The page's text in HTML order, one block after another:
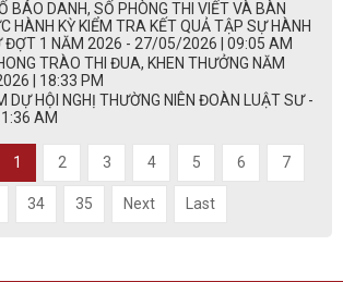
BÁO DANH, SỐ PHÒNG THI VIẾT VÀ BÀN
HÀNH KỲ KIỂM TRA KẾT QUẢ TẬP SỰ HÀNH
ĐỢT 1 NĂM 2026 - 27/05/2026 | 09:05 AM
TRÀO THI ĐUA, KHEN THƯỞNG NĂM
| 18:33 PM
DỰ HỘI NGHỊ THƯỜNG NIÊN ĐOÀN LUẬT SƯ -
AM
1 2 3 4 5 6 7
34 35 Next Last